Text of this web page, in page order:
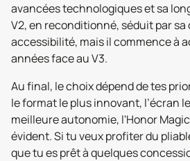
avancées technologiques et sa
V2, en reconditionné, séduit par
accessibilité, mais il commence à
années face au V3.
Au final, le choix dépend de tes
le format le plus innovant, l’écran
meilleure autonomie, l'Honor
évident. Si tu veux profiter du
que tu es prêt à quelques